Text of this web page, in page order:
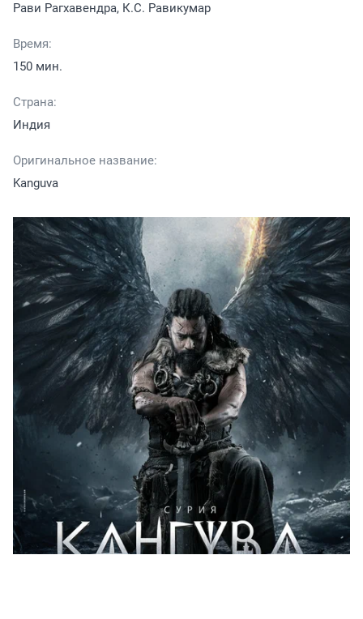
Рави Рагхавендра, К.С. Равикумар
Время:
150 мин.
Страна:
Индия
Оригинальное название:
Kanguva